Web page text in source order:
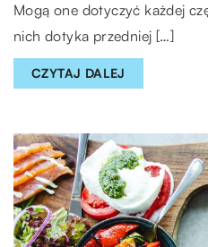
Mogą one dotyczyć każdej
nich dotyka przedniej […]
CZYTAJ DALEJ